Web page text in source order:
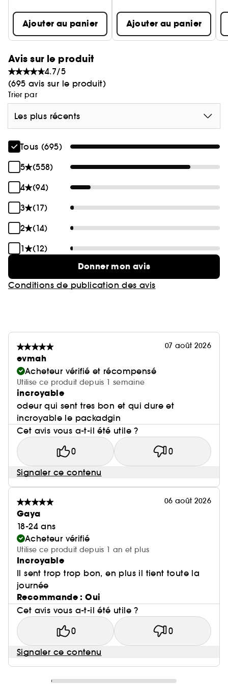
Ajouter au panier Ajouter au panier
Avis sur le produit
4.7/5
(695 avis sur le produit)
Trier par
Les plus récents
Tous (695)
5
(558)
4
(94)
3
(17)
2
(14)
1
(12)
Donner mon avis
Conditions de publication des avis
07 août 2026
evmah
Acheteur vérifié et récompensé
Utilise ce produit depuis 1 semaine
incroyable
odeur qui sent tres bon et qui dure et
incroyable le packadgin
Cet avis vous a-t-il été utile ?
0 0
Signaler ce contenu
06 août 2026
Gaya
18-24 ans
Acheteur vérifié
Utilise ce produit depuis 1 an et plus
Incroyable
Il sent trop trop bon, en plus il tient toute la
journée
Recommande : Oui
Cet avis vous a-t-il été utile ?
0 0
Signaler ce contenu